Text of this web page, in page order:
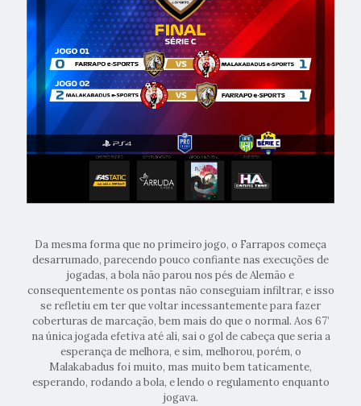
Da mesma forma que no primeiro jogo, o Farrapos começa
desarrumado, parecendo pouco confiante nas execuções de
jogadas, a bola não parou nos pés de Alemão e
consequentemente os pontas não conseguiam infiltrar, e isso
se refletiu em ter que voltar incessantemente para fazer
coberturas de marcação, bem mais do que o normal. Aos 67’
na única jogada efetiva até ali, sai o gol de cabeça que seria a
esperança de melhora, e sim, melhorou, porém, o
Malakabadus foi muito, mas muito bem taticamente,
esperando, rodando a bola, e lendo o regulamento enquanto
jogava.